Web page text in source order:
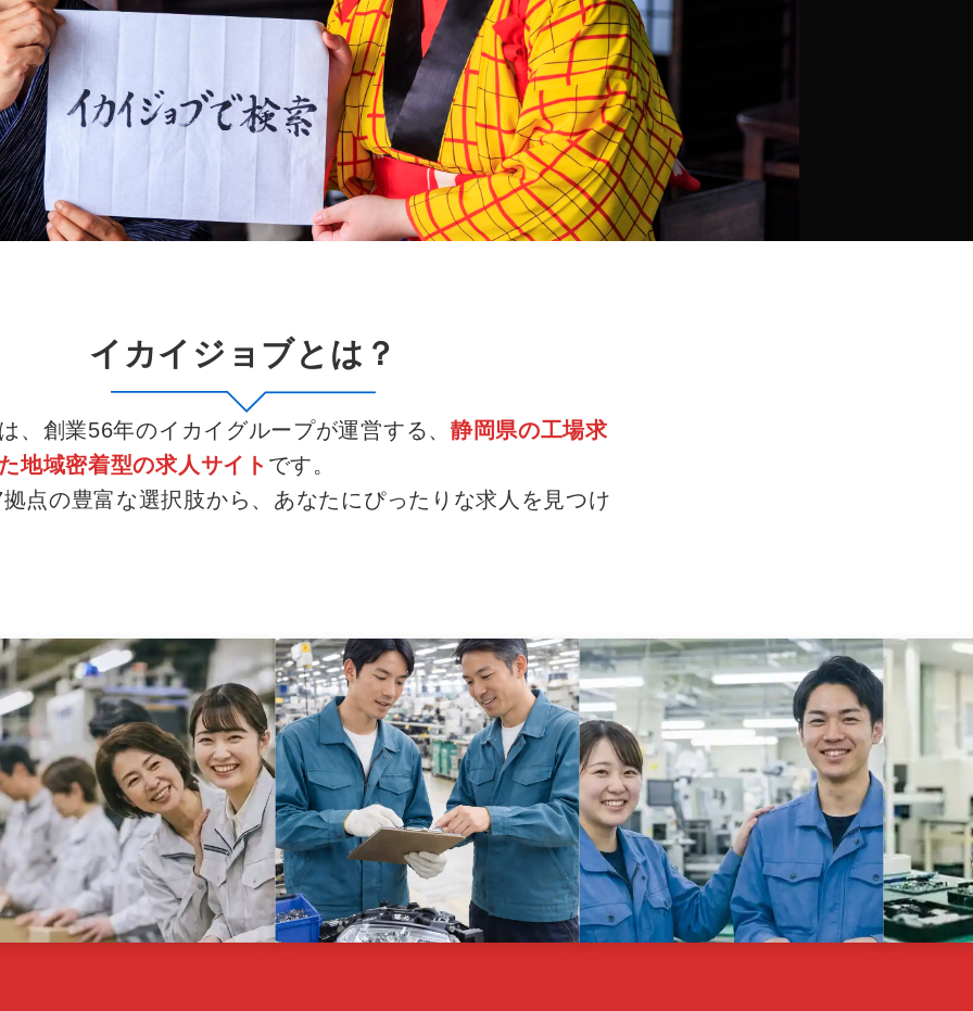
イカイジョブとは？
、創業56年のイカイグループが運営する、 静岡県の工場求
地域密着型の求人サイト です。
点の豊富な選択肢から、あなたにぴったりな求人を見つけ